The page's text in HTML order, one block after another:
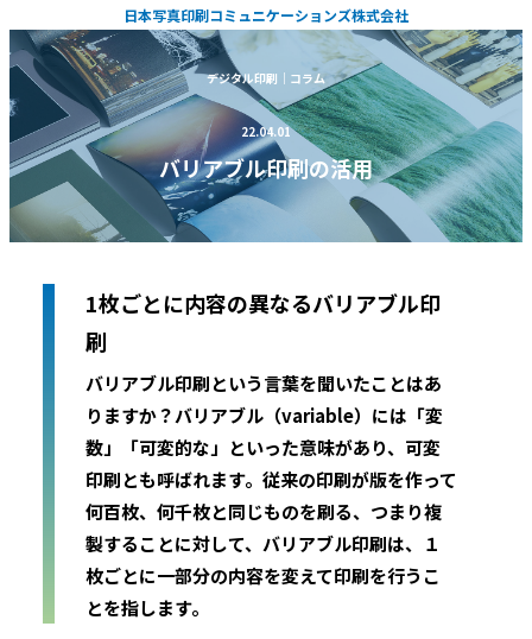
日本写真印刷コミュニケーションズ株式会社
デジタル印刷｜コラム
22.04.01
バリアブル印刷の活用
1枚ごとに内容の異なるバリアブル印
刷
バリアブル印刷という言葉を聞いたことはあ
りますか？バリアブル（variable）には「変
数」「可変的な」といった意味があり、可変
印刷とも呼ばれます。従来の印刷が版を作って
何百枚、何千枚と同じものを刷る、つまり複
製することに対して、バリアブル印刷は、１
枚ごとに一部分の内容を変えて印刷を行うこ
とを指します。